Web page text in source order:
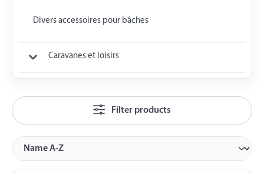
Divers accessoires pour bâches
Caravanes et loisirs
Filter products